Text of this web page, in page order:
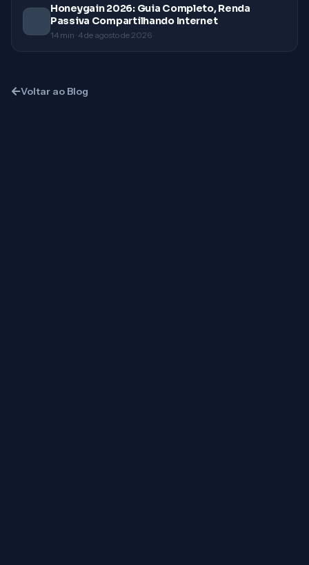
Honeygain 2026: Guia Completo, Renda
Passiva Compartilhando Internet
14 min · 4 de agosto de 2026
Voltar ao Blog